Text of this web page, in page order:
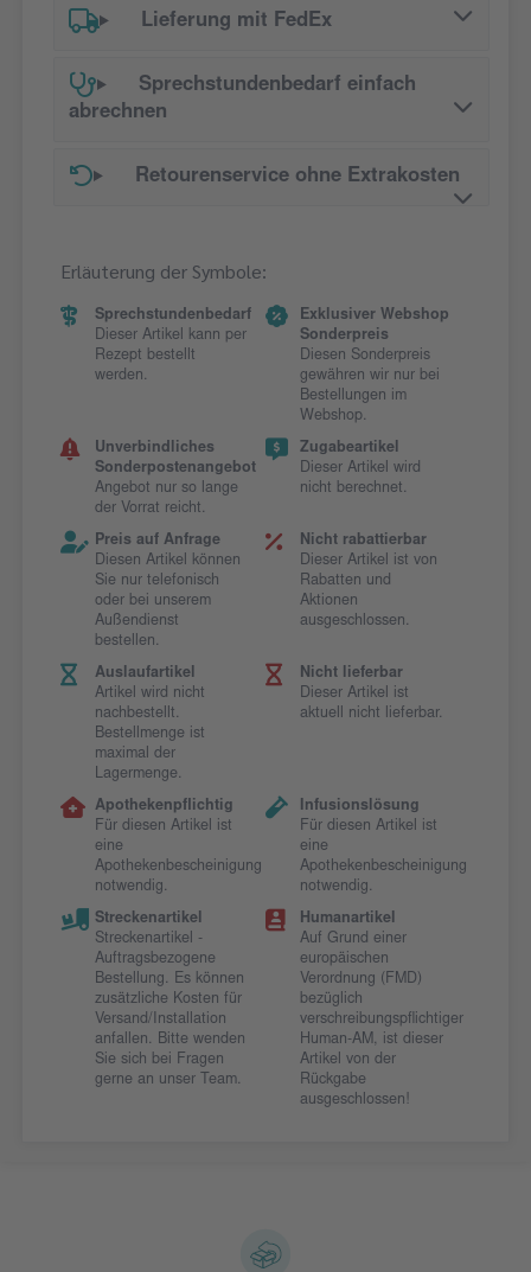
Lieferung mit FedEx
Sprechstundenbedarf einfach
abrechnen
Retourenservice ohne Extrakosten
Erläuterung der Symbole:
Sprechstundenbedarf
Dieser Artikel kann per
Rezept bestellt
werden.
Exklusiver Webshop
Sonderpreis
Diesen Sonderpreis
gewähren wir nur bei
Bestellungen im
Webshop.
Unverbindliches
Sonderpostenangebot
Angebot nur so lange
der Vorrat reicht.
Zugabeartikel
Dieser Artikel wird
nicht berechnet.
Preis auf Anfrage
Diesen Artikel können
Sie nur telefonisch
oder bei unserem
Außendienst
bestellen.
Nicht rabattierbar
Dieser Artikel ist von
Rabatten und
Aktionen
ausgeschlossen.
Auslaufartikel
Artikel wird nicht
nachbestellt.
Bestellmenge ist
maximal der
Lagermenge.
Nicht lieferbar
Dieser Artikel ist
aktuell nicht lieferbar.
Apothekenpflichtig
Für diesen Artikel ist
eine
Apothekenbescheinigung
notwendig.
Infusionslösung
Für diesen Artikel ist
eine
Apothekenbescheinigung
notwendig.
Streckenartikel
Streckenartikel -
Auftragsbezogene
Bestellung. Es können
zusätzliche Kosten für
Versand/Installation
anfallen. Bitte wenden
Sie sich bei Fragen
gerne an unser Team.
Humanartikel
Auf Grund einer
europäischen
Verordnung (FMD)
bezüglich
verschreibungspflichtiger
Human-AM, ist dieser
Artikel von der
Rückgabe
ausgeschlossen!